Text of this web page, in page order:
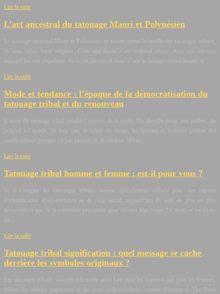
Lire la suite
L’art ancestral du tatouage Maori et Polynésien
Le tatouage ancestral Maori et Polynésien se trouve parmi la famille des tatouages tribaux,
ils sont même leurs origines. C’est une forme d’art corporel ancien, mais qui retrouve
aujourd’hui une popularité. Riche en histoire et issue d’une technique extraordinaire, le…
Lire la suite
Mode et tendance : l’époque de la démocratisation du
tatouage tribal et du renouveau
L’essor du tatouage tribal envahit l’univers de la mode. Du cheville jusqu’aux jambes, du
poignet à l’épaule, du dos, cou, et même au visage, les femmes et hommes portent des
motifs tribaux presque un peu partout où ils veulent. Même…
Lire la suite
Tatouage tribal homme et femme : est-il pour vous ?
Si à l’origine les tatouages tribaux étaient spécialement utilisés pour des raisons
d’identification d’appartenance et de rang social, aujourd’hui ils sont de plus en plus
démocratisés par de nombreuses personnes pour décorer leur corps. Le motif et les styles
Lire la suite
Tatouage tribal signification : quel message se cache
derrière les symboles originaux ?
Les tatouages tribaux sont très à la mode aussi bien pour les hommes que pour les femmes.
Même les artistes populaires et les stars hollywoodiens comme Rihanna et The Rock